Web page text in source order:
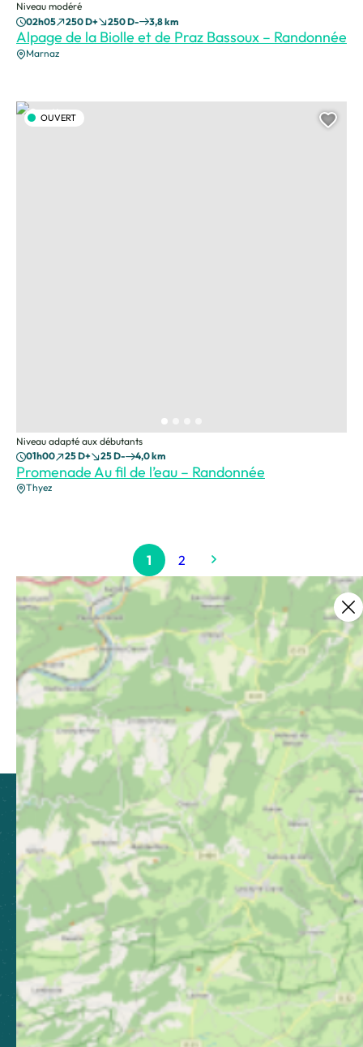
Alpage de la Biolle et de Praz Bassoux – Randonnée
Niveau modéré
Marnaz
02h05 250 D+ 250 D- 3,8 km
Promenade Au fil de l’eau – Randonnée
Niveau adapté aux débutants
Thyez
01h00 25 D+ 25 D- 4,0 km
Sentier, © CAMT
OUVERT
1 2
Ce contenu vous a été utile ?
6
Ce contenu vous a été utile
Ce contenu ne vous a pas été utile
Enregistrer
Partager ce contenu
Partager sur Facebook (nouvelle fenêtre)
Partager sur X / Twitter (nouvelle
Partager sur WhatsApp
Partager par mail
CLUSES ARVE & MONTAGNES
TOURISME
21 Grande Rue, 74300 Cluses
04 50 96 69 69
Laissez-nous votre avis